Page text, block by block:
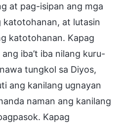
at pag-isipan ang mga
katotohanan, at lutasin
katotohanan. Kapag
iba’t iba nilang kuru-
tungkol sa Diyos,
ang kanilang ugnayan
naman ang kanilang
Kapag